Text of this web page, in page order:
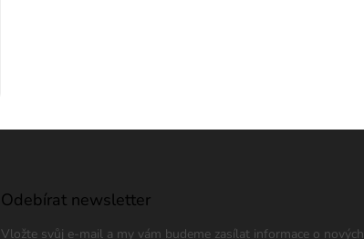
Odebírat newsletter
Vložte svůj e-mail a my vám budeme zasílat informace o nových